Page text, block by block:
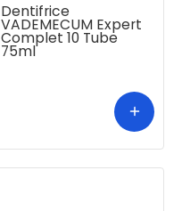
Dentifrice
VADEMECUM Expert
Complet 10 Tube
75ml